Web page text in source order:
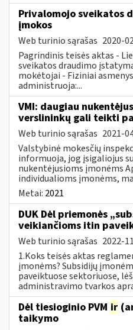
Privalomojo sveikatos
įmokos
Web turinio sąrašas 2020-
Pagrindinis teisės aktas -
sveikatos draudimo
mokėtojai - Fiziniai
administruoja:...
VMI: daugiau
verslininkų gali teikti
Web turinio sąrašas 2021-
Valstybinė mokesčių
informuoja, jog įsigaliojus
nukentėjusioms įmonėms
individualioms įmonėms,
Metai: 2021
DUK Dėl priemonės
veikiančioms itin
Web turinio sąrašas 2022-
1.Koks teisės aktas
įmonėms? Subsidijų
paveiktuose sektoriuose,
administravimo tvarkos
Dėl tiesioginio PVM ir
taikymo